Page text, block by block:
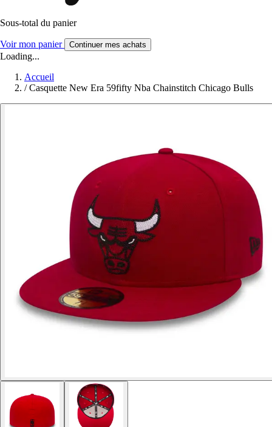
Sous-total du panier
Voir mon panier Continuer mes achats
Loading...
Accueil
/ Casquette New Era 59fifty Nba Chainstitch Chicago Bulls